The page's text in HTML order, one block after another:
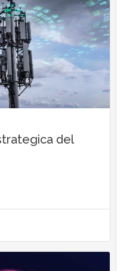
del